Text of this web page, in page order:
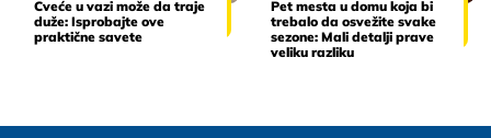
Cveće u vazi može da traje
duže: Isprobajte ove
praktične savete
Pet mesta u domu koja bi
trebalo da osvežite svake
sezone: Mali detalji prave
veliku razliku